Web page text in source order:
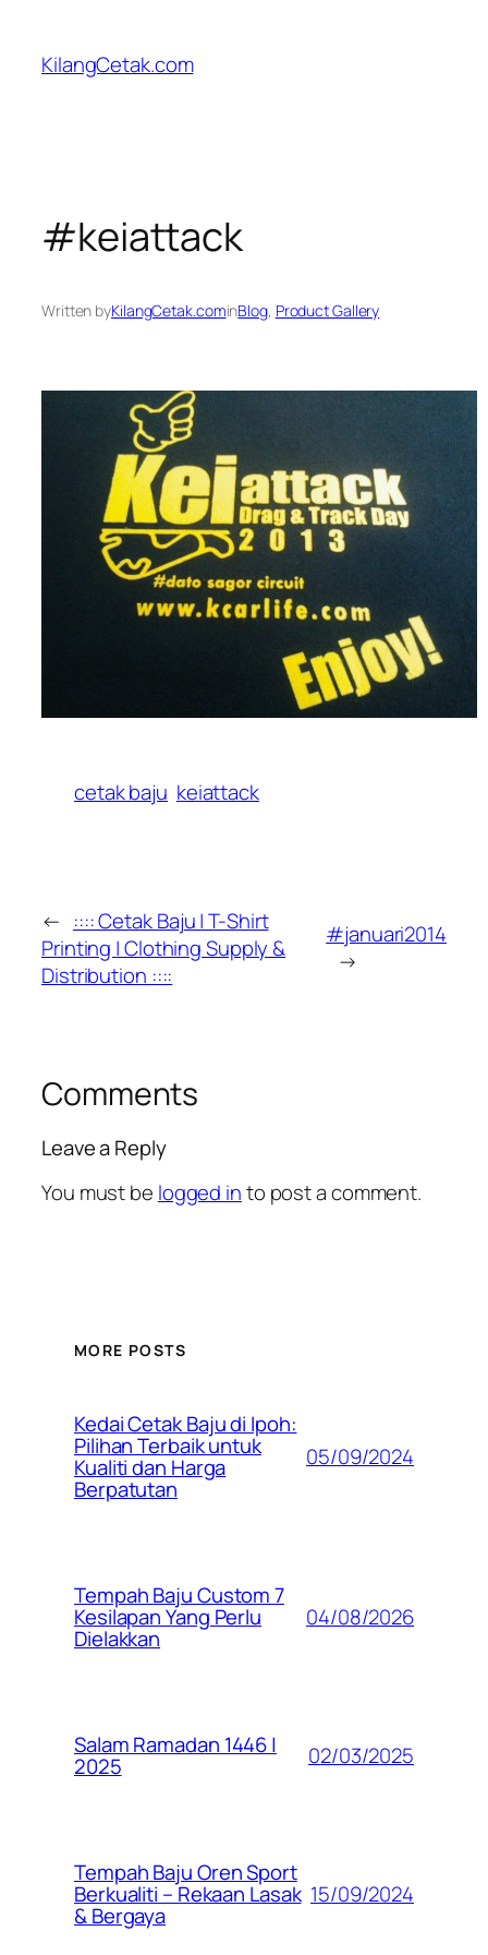
content
KilangCetak.com
#keiattack
Written byKilangCetak.cominBlog, Product Gallery
cetak baju keiattack
← :::: Cetak Baju | T-Shirt
Printing | Clothing Supply &
Distribution ::::
#januari2014
→
Comments
Leave a Reply
You must be logged into post a comment.
MORE POSTS
Kedai Cetak Baju di Ipoh:
Pilihan Terbaik untuk
Kualiti dan Harga
Berpatutan
05/09/2024
Tempah Baju Custom 7
Kesilapan Yang Perlu
Dielakkan
04/08/2026
Salam Ramadan 1446 |
2025 02/03/2025
Tempah Baju Oren Sport
Berkualiti – Rekaan Lasak
& Bergaya
15/09/2024